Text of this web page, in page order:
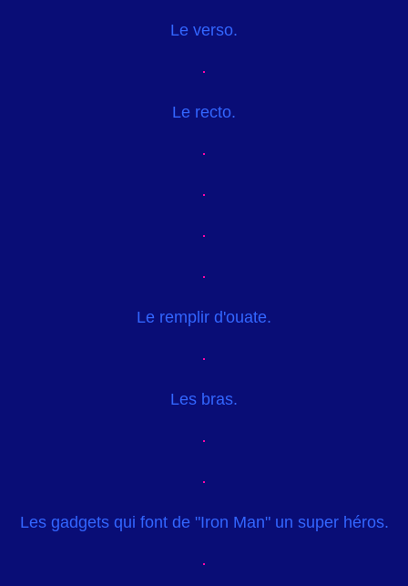
Le verso.
Le recto.
Le remplir d'ouate.
Les bras.
Les gadgets qui font de "Iron Man" un super héros.